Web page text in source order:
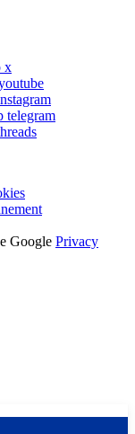
x
telegram
Google Privacy